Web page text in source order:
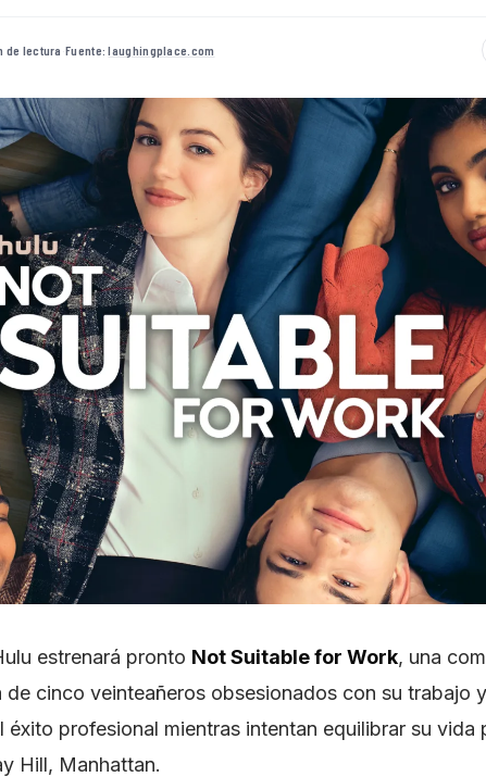
de lectura ·Fuente:laughingplace.com
estrenará pronto Not Suitable for Work, una
de cinco veinteañeros obsesionados con su trabajo
éxito profesional mientras intentan equilibrar su vida
Hill, Manhattan.